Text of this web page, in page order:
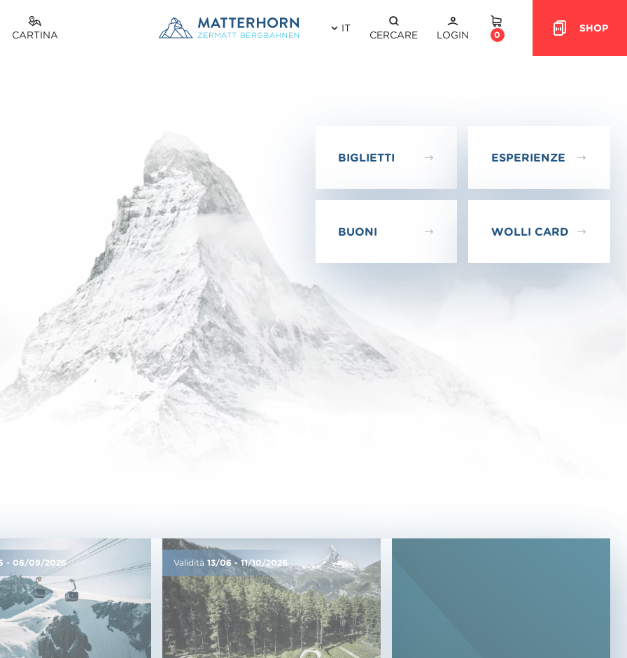
CARTINA
IT
CERCARE LOGIN HEADER.CART
0
SHOP
BIGLIETTI ESPERIENZE
BUONI WOLLI CARD
- 06/09/2026 Validità 13/06 - 11/10/2026